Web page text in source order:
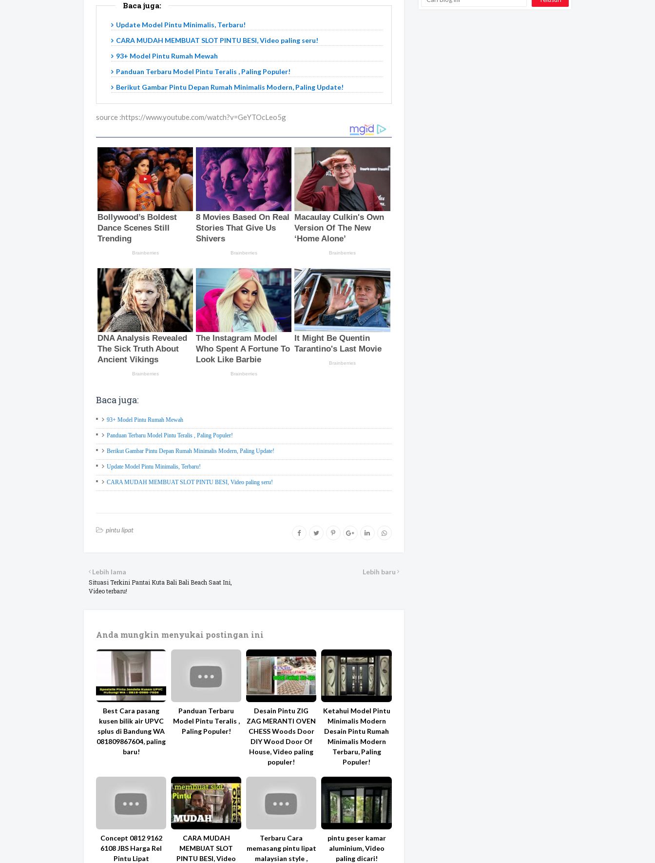
Baca juga:
Update Model Pintu Minimalis, Terbaru!
CARA MUDAH MEMBUAT SLOT PINTU BESI, Video paling seru!
93+ Model Pintu Rumah Mewah
Panduan Terbaru Model Pintu Teralis , Paling Populer!
Berikut Gambar Pintu Depan Rumah Minimalis Modern, Paling Update!
source :https://www.youtube.com/watch?v=GeYTOcLeo5g
Baca juga:
93+ Model Pintu Rumah Mewah
Panduan Terbaru Model Pintu Teralis , Paling Populer!
Berikut Gambar Pintu Depan Rumah Minimalis Modern, Paling Update!
Update Model Pintu Minimalis, Terbaru!
CARA MUDAH MEMBUAT SLOT PINTU BESI, Video paling seru!
pintu lipat
Lebih baru
Lebih lama
Situasi Terkini Pantai Kuta Bali Bali Beach Saat Ini,
Video terbaru!
Anda mungkin menyukai postingan ini
Best Cara pasang
kusen bilik air UPVC
splus di Bandung WA
081809867604, paling
baru!
Panduan Terbaru
Model Pintu Teralis ,
Paling Populer!
Desain Pintu ZIG
ZAG MERANTI OVEN
CHESS Woods Door
DIY Wood Door Of
House, Video paling
populer!
Ketahui Model Pintu
Minimalis Modern
Desain Pintu Rumah
Minimalis Modern
Terbaru, Paling
Populer!
Concept 0812 9162
6108 JBS Harga Rel
Pintu Lipat
CARA MUDAH
MEMBUAT SLOT
PINTU BESI, Video
Terbaru Cara
memasang pintu lipat
malaysian style ,
pintu geser kamar
aluminium, Video
paling dicari!